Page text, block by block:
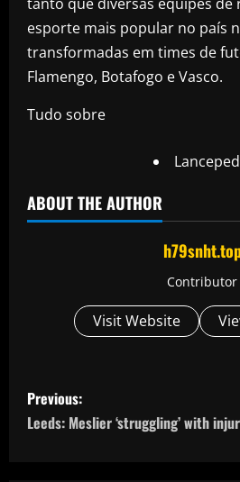
esporte mais popular no país
transformadas em times de
Flamengo, Botafogo e Vasco.
Tudo sobre
ABOUT THE AUTHOR
Contributor
Visit Website
P
o
Previous:
Leeds: Meslier ‘struggling’ with